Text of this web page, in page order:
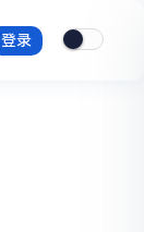
登录